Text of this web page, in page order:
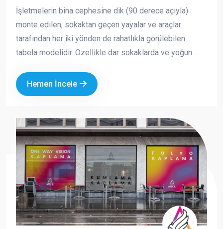
İşletmelerin bina cephesine dik (90 derece açıyla)
monte edilen, sokaktan geçen yayalar ve araçlar
tarafından her iki yönden de rahatlıkla görülebilen
tabela modelidir. Özellikle dar sokaklarda ve yoğun
formlarda üretilen yan tabelalar; ışıklı veya ışıksız
seçenekleriyle markanızın dikkat çekmesini ve
Hemen İncele